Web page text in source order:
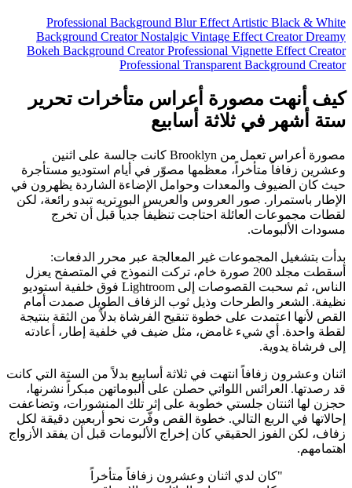
Professional Background Blur Effect Artistic Black & White
Background CreatorNostalgic Vintage Effect CreatorDreamy
Bokeh Background CreatorProfessional Vignette Effect Creator
Professional Transparent Background Creator
كيف أنهت مصورة أعراس متأخرات تحرير
ستة أشهر في ثلاثة أسابيع
مصورة أعراس تعمل من Brooklyn كانت جالسة على اثنين
وعشرين زفافاً متأخراً، معظمها مصوّر في أيام استوديو مستأجرة
حيث كان الضيوف والمعدات وحوامل الإضاءة الشاردة يظهرون في
الإطار باستمرار. صور العروس والعريس البورتريه تبدو رائعة، لكن
لقطات مجموعات العائلة احتاجت تنظيفاً جدياً قبل أن تخرج
مسودات الألبومات.
بدأت بتشغيل المجموعات غير المعالجة عبر محرر الدفعات:
أسقطت مجلد 200 صورة خام، تركت النموذج في المتصفح يعزل
الناس، ثم سحبت القصوصات إلى Lightroom فوق خلفية استوديو
نظيفة. الشعر والطرحات وذيل ثوب الزفاف الطويل صمدت أمام
القص لأنها اعتمدت على خطوة تنقيح الفرشاة بدلاً من الثقة بنتيجة
لقطة واحدة. أي شيء غامض، مثل ضيف في خلفية إطار، أعادته
إلى فرشاة يدوية.
اثنان وعشرون زفافاً انتهت في ثلاثة أسابيع بدلاً من الستة التي كانت
قد رصدتها. العرائس اللواتي حصلن على ألبوماتهن مبكراً نشرنها،
حجزن لها اثنتان جلستي خطوبة على إثر تلك المنشورات، وتضاعفت
إحالاتها في الربع التالي. خطوة القص وفّرت نحو أربعين دقيقة لكل
زفاف، لكن الفوز الحقيقي كان إخراج الألبومات قبل أن يفقد الأزواج
اهتمامهم.
"كان لدي اثنان وعشرون زفافاً متأخراً